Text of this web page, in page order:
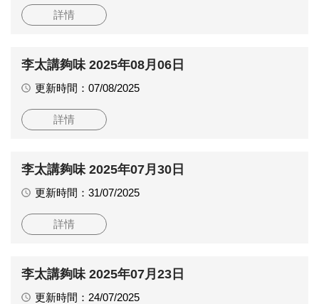
詳情
李太講夠味 2025年08月06日
更新時間：07/08/2025
詳情
李太講夠味 2025年07月30日
更新時間：31/07/2025
詳情
李太講夠味 2025年07月23日
更新時間：24/07/2025